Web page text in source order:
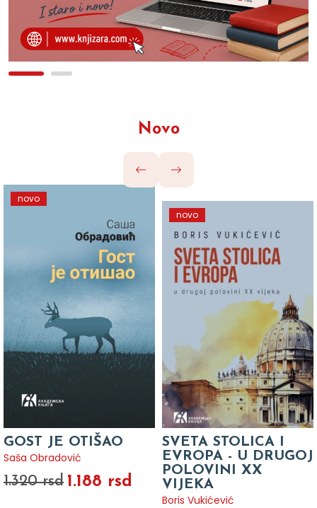
Novo
novo
GOST JE OTIŠAO
Saša Obradović
1.320 rsd 1.188 rsd
novo
SVETA STOLICA I
EVROPA - U DRUGOJ
POLOVINI XX
VIJEKA
Boris Vukićević